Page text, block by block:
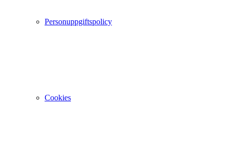
Personuppgiftspolicy
Cookies